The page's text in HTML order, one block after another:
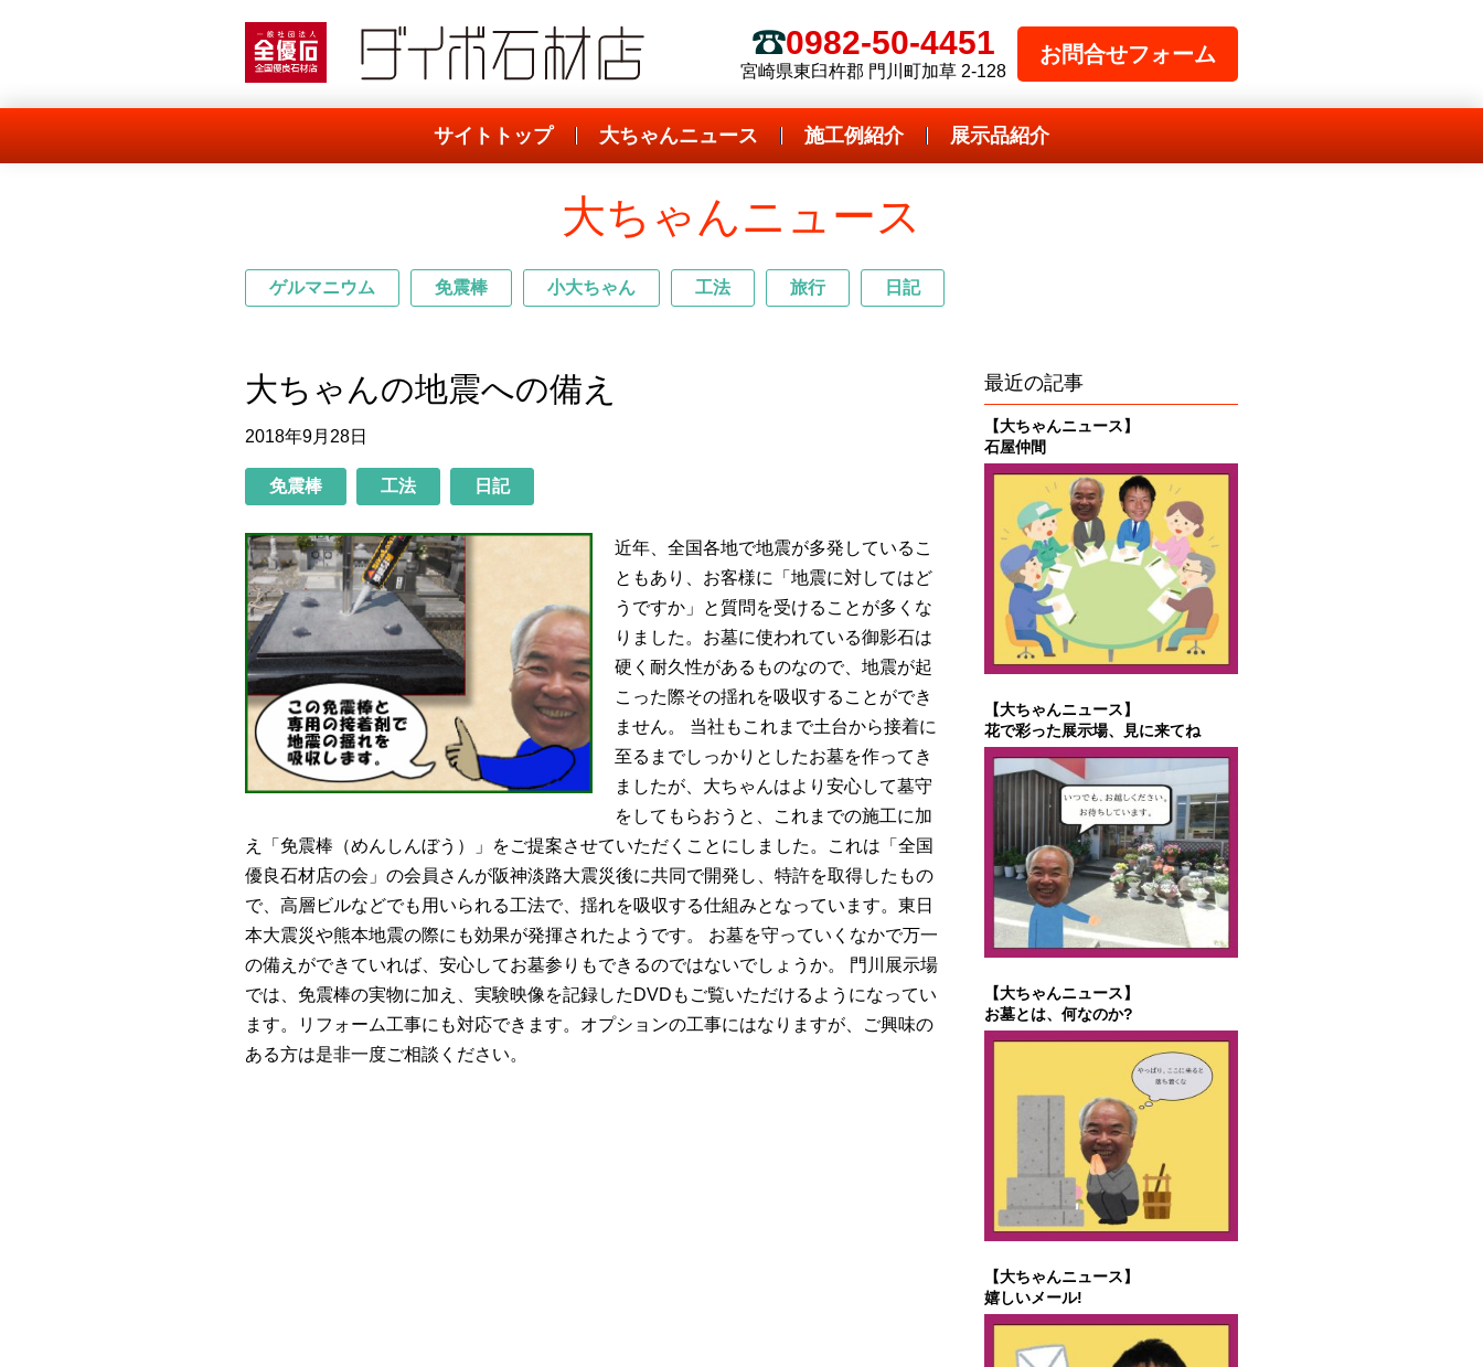
一般社団法人 全優石 全国優良石材店
お問合せフォーム
電話
0982-50-4451
宮崎県東臼杵郡 門川町加草 2-128
サイトトップ 大ちゃんニュース 施工例紹介 展示品紹介
大ちゃんニュース
ゲルマニウム 免震棒 小大ちゃん 工法 旅行 日記
大ちゃんの地震への備え
2018年9月28日
免震棒 工法 日記
近年、全国各地で地震が多発しているこ
ともあり、お客様に「地震に対してはど
うですか」と質問を受けることが多くな
りました。お墓に使われている御影石は
硬く耐久性があるものなので、地震が起
こった際その揺れを吸収することができ
ません。
当社もこれまで土台から接着に
至るまでしっかりとしたお墓を作ってき
ましたが、大ちゃんはより安心して墓守
をしてもらおうと、これまでの施工に加
え「免震棒（めんしんぼう）」をご提案させていただくことにしました。これは「全国
優良石材店の会」の会員さんが阪神淡路大震災後に共同で開発し、特許を取得したもの
で、高層ビルなどでも用いられる工法で、揺れを吸収する仕組みとなっています。東日
本大震災や熊本地震の際にも効果が発揮されたようです。
お墓を守っていくなかで万一
の備えができていれば、安心してお墓参りもできるのではないでしょうか。
門川展示場
では、免震棒の実物に加え、実験映像を記録したDVDもご覧いただけるようになってい
ます。リフォーム工事にも対応できます。オプションの工事にはなりますが、ご興味の
ある方は是非一度ご相談ください。
最近の記事
【大ちゃんニュース】
石屋仲間
【大ちゃんニュース】
花で彩った展示場、見に来てね
【大ちゃんニュース】
お墓とは、何なのか?
【大ちゃんニュース】
嬉しいメール!